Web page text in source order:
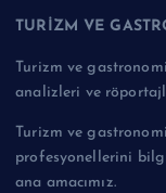
TURİZM VE
Turizm ve
analizleri ve
Turizm ve
profesyonellerini
ana amacımız.